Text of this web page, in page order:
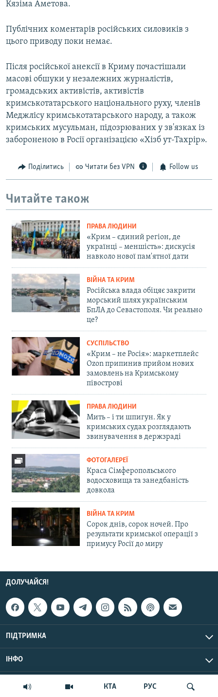
КТА РУС
Кязіма Аметова.
Публічних коментарів російських силовиків з
цього приводу поки немає.
Після російської анексії в Криму почастішали
масові обшуки у незалежних журналістів,
громадських активістів, активістів
кримськотатарського національного руху, членів
Меджлісу кримськотатарського народу, а також
кримських мусульман, підозрюваних у зв'язках із
забороненою в Росії організацією «Хізб ут-Тахрір».
Поділитись Читати без VPN Follow us
Читайте також
ПРАВА ЛЮДИНИ
«Крим – єдиний регіон, де
українці – меншість»: дискусія
навколо нової пам'ятної дати
ВІЙНА ТА КРИМ
Російська влада обіцяє закрити
морський шлях українським
БпЛА до Севастополя. Чи реально
це?
СУСПІЛЬСТВО
«Крим – не Росія»: маркетплейс
Ozon припинив прийом нових
замовлень на Кримському
півострові
ПРАВА ЛЮДИНИ
Мить – і ти шпигун. Як у
кримських судах розглядають
звинувачення в держзраді
ФОТОГАЛЕРЕЇ
Краса Сімферопольського
водосховища та занедбаність
довкола
ВІЙНА ТА КРИМ
Сорок днів, сорок ночей. Про
результати кримської операції з
примусу Росії до миру
ДОЛУЧАЙСЯ!
ПІДТРИМКА
ІНФО
© Крим.Реалії, 2026 | Усі права застережено.